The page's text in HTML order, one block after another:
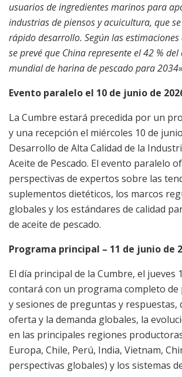
usuarios de ingredientes marinos para
industrias de piensos y acuicultura, que
rápido desarrollo. Según las estimaciones
se prevé que China represente el 42 %
mundial de harina de pescado para 2034
Evento paralelo el 10 de junio de
La Cumbre estará precedida por un
y una recepción el miércoles 10 de
Desarrollo de Alta Calidad de la
Aceite de Pescado. El evento paralelo
perspectivas de expertos sobre las
suplementos dietéticos, los marcos
globales y los estándares de calidad
de aceite de pescado.
Programa principal – 11 de junio de
El día principal de la Cumbre, el jueves
contará con un programa completo de
y sesiones de preguntas y respuestas,
oferta y la demanda globales, la
en las principales regiones
Europa, Chile, Perú, India, Vietnam,
perspectivas globales) y los sistemas